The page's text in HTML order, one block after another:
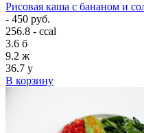
Рисовая каша с бананом и
- 450 руб.
256.8 - ccal
3.6 б
9.2 ж
36.7 у
В корзину